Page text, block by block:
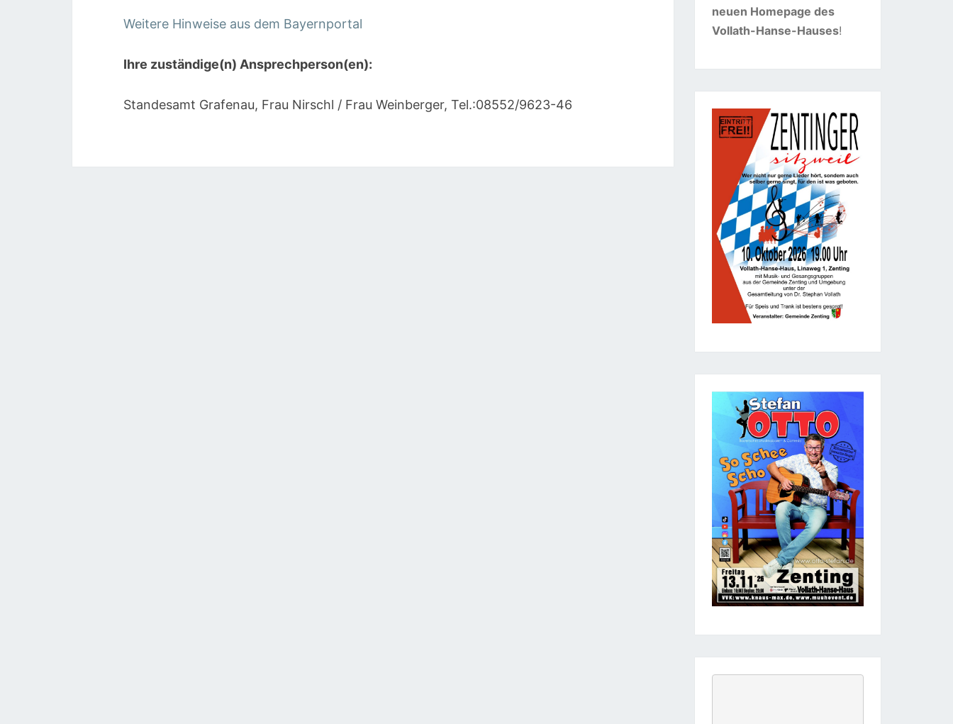
Weitere Hinweise aus dem Bayernportal
Ihre zuständige(n) Ansprechperson(en):
Standesamt Grafenau, Frau Nirschl / Frau Weinberger, Tel.:08552/9623-46
neuen Homepage des
Vollath-Hanse-Hauses!